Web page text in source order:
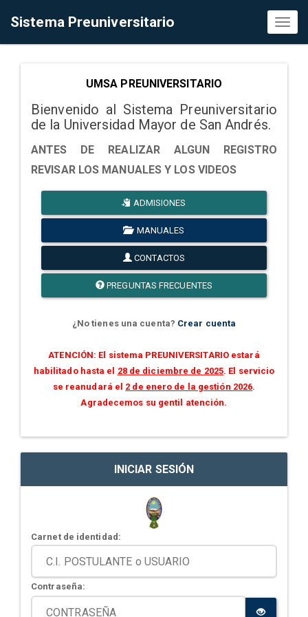
Sistema Preuniversitario
UMSA PREUNIVERSITARIO
Bienvenido al Sistema Preuniversitario
de la Universidad Mayor de San Andrés.
ANTES DE REALIZAR ALGUN REGISTRO
REVISAR LOS MANUALES Y LOS VIDEOS
ADMISIONES
MANUALES
CONTACTOS
PREGUNTAS FRECUENTES
¿No tienes una cuenta? Crear cuenta
ATENCIÓN: El sistema PREUNIVERSITARIO estará
habilitado hasta el 28 de diciembre de 2025. El servicio
se reanudará el 2 de enero de la gestión 2026.
Agradecemos su gentil atención.
INICIAR SESIÓN
Carnet de identidad:
Contraseña: